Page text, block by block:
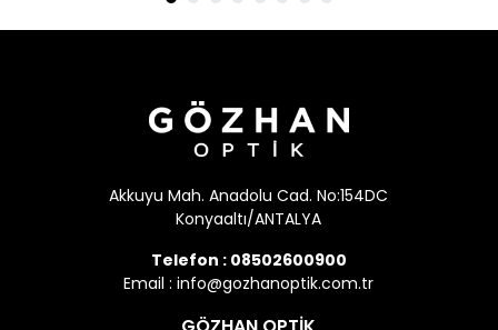
Akkuyu Mah. Anadolu Cad. No:154DC
Konyaaltı/ANTALYA
Telefon : 08502600900
Email :info@gozhanoptik.com.tr